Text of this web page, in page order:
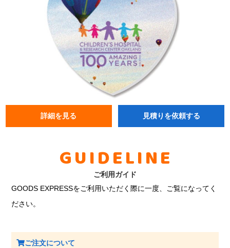
詳細を見る 見積りを依頼する
GUIDELINE
ご利用ガイド
GOODS EXPRESSをご利用いただく際に一度、ご覧になってく
ださい。
ご注文について